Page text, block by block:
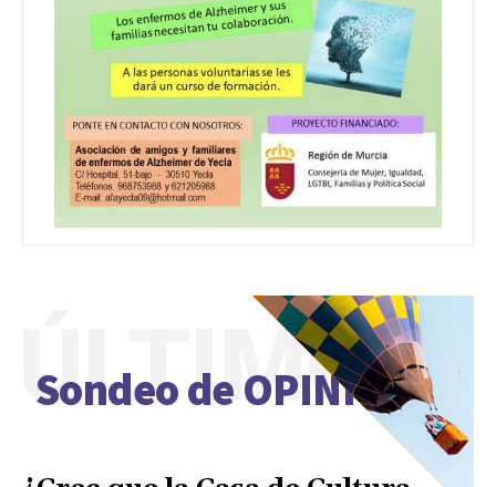
Sondeo de OPINIÓN
ÚLTIMO